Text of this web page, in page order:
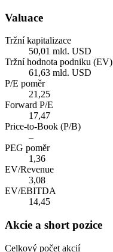
Valuace
Tržní kapitalizace
50,01 mld. USD
Tržní hodnota podniku (EV)
61,63 mld. USD
P/E poměr
21,25
Forward P/E
17,47
Price-to-Book (P/B)
–
PEG poměr
1,36
EV/Revenue
3,08
EV/EBITDA
14,45
Akcie a short pozice
Celkový počet akcií